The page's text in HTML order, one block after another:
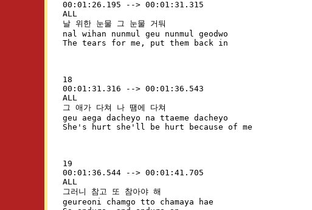
00:01:26.195 --> 00:01:31.315
ALL
날 위한 눈물 그 눈물 거둬
nal wihan nunmul geu nunmul geodwo
18
00:01:31.316 --> 00:01:36.543
ALL
그 애가 다쳐 나 땜에 다쳐
geu aega dacheyo na ttaeme dacheyo
19
00:01:36.544 --> 00:01:41.705
ALL
그러니 참고 또 참아야 해
geureoni chamgo tto chamaya hae